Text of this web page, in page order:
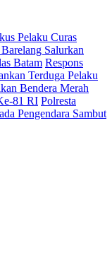
Pelaku Curas
Salurkan
Batam Respons
Terduga Pelaku
Bendera Merah
81 RI Polresta
Pengendara Sambut